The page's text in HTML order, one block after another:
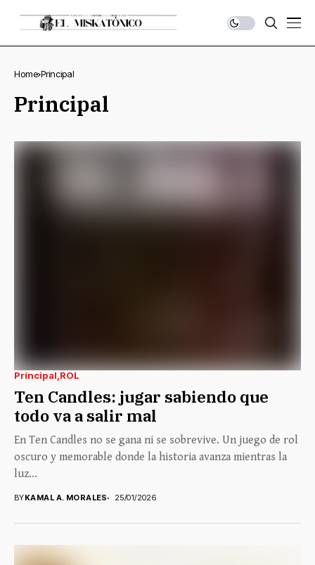
Home Principal
Principal
Principal ROL
Ten Candles: jugar sabiendo que
todo va a salir mal
En Ten Candles no se gana ni se sobrevive. Un juego de rol
oscuro y memorable donde la historia avanza mientras la
luz...
BYKAMAL A. MORALES 25/01/2026